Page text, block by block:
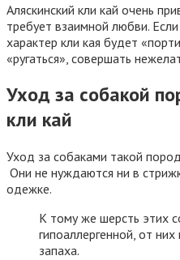
Аляскинский кли кай очень
требует взаимной любви.
характер кли кая будет
«ругаться», совершать
Уход за собакой
кли кай
Уход за собаками такой
Они не нуждаются ни в
одежке.
К тому же шерсть этих
гипоаллергенной, от
запаха.